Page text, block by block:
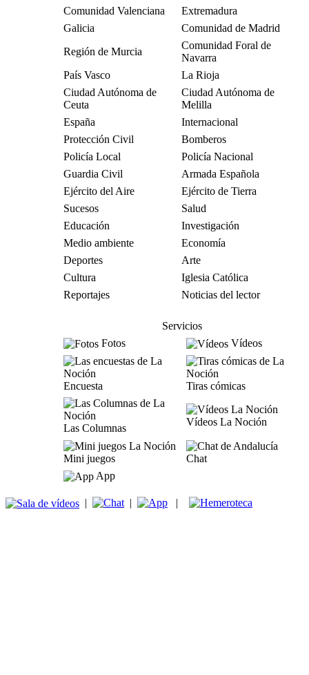
Comunidad Valenciana
Extremadura
Galicia
Comunidad de Madrid
Región de Murcia
Comunidad Foral de
Navarra
País Vasco
La Rioja
Ciudad Autónoma de
Ceuta
Ciudad Autónoma de
Melilla
España
Internacional
Protección Civil
Bomberos
Policía Local
Policía Nacional
Guardia Civil
Armada Española
Ejército del Aire
Ejército de Tierra
Sucesos
Salud
Educación
Investigación
Medio ambiente
Economía
Deportes
Arte
Cultura
Iglesia Católica
Reportajes
Noticias del lector
Servicios
Fotos
Vídeos
Encuesta Tiras cómicas
Las Columnas
Vídeos La Noción
Mini juegos
Chat
App
| | |